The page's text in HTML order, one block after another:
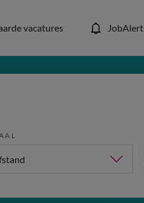
vacatures JobAlert